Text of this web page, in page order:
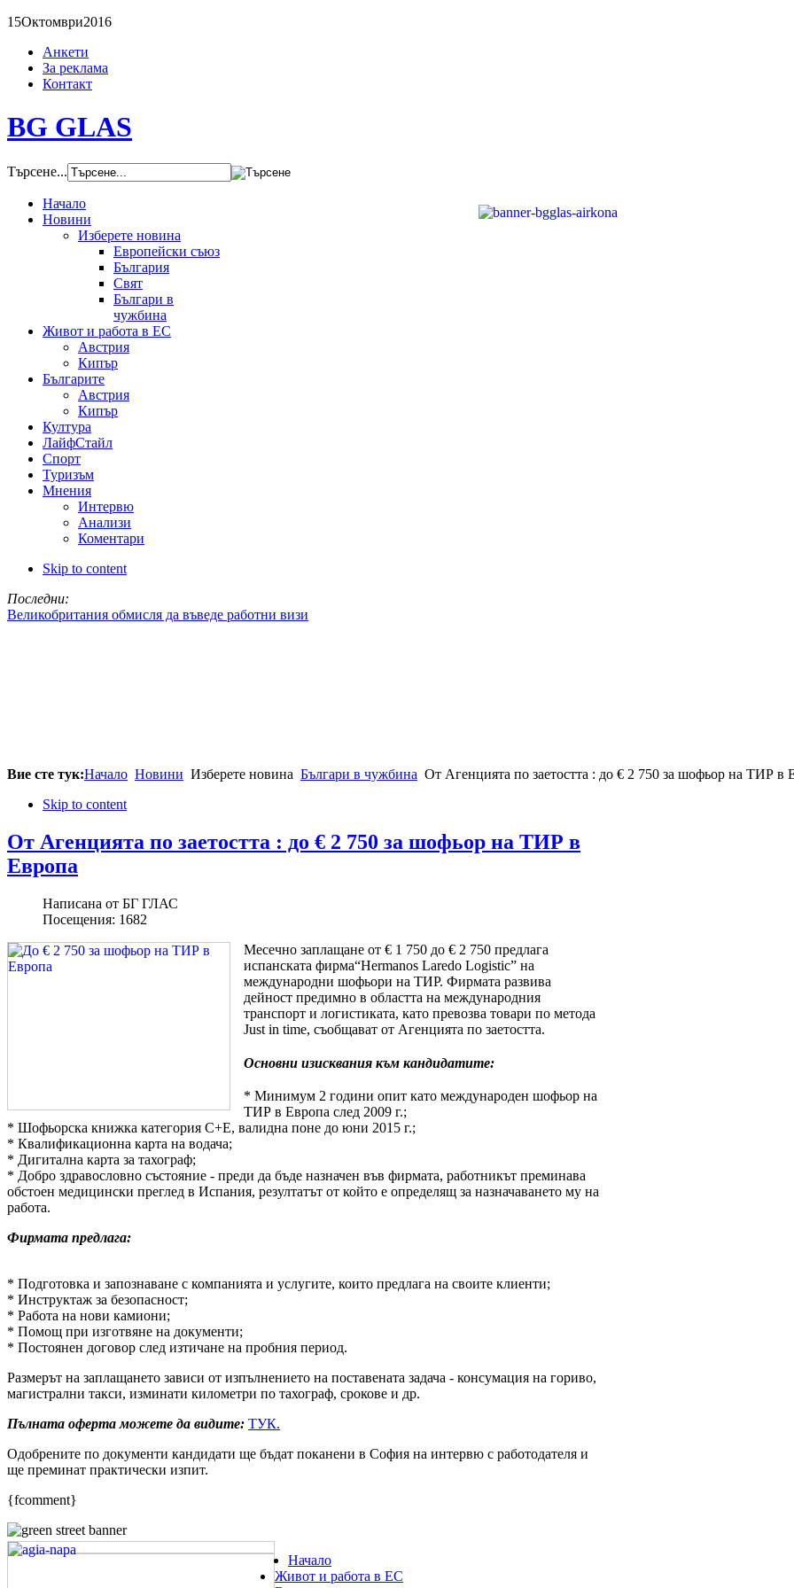
15Октомври2016
Анкети
За реклама
Контакт
BG GLAS
Търсене...
Начало
Новини
Изберете новина
Европейски съюз
България
Свят
Българи в
чужбина
Живот и работа в ЕС
Австрия
Кипър
Българите
Австрия
Кипър
Култура
ЛайфСтайл
Спорт
Туризъм
Мнения
Интервю
Анализи
Коментари
Skip to content
Последни:
Великобритания обмисля да въведе работни визи
Вие сте тук:Начало Новини Изберете новина Българи в чужбина От Агенцията по заетостта : до € 2 750 за шофьор на ТИР в
Skip to content
От Агенцията по заетостта : до € 2 750 за шофьор на ТИР в
Европа
Написана от БГ ГЛАС
Посещения: 1682
Месечно заплащане от € 1 750 до € 2 750 предлага
испанската фирма“Hermanos Laredo Logistic” на
международни шофьори на ТИР. Фирмата развива
дейност предимно в областта на международния
транспорт и логистиката, като превозва товари по метода
Just in time, съобщават от Агенцията по заетостта.
Основни изисквания към кандидатите:
* Минимум 2 години опит като международен шофьор на
ТИР в Европа след 2009 г.;
* Шофьорска книжка категория С+Е, валидна поне до юни 2015 г.;
* Квалификационна карта на водача;
* Дигитална карта за тахограф;
* Добро здравословно състояние - преди да бъде назначен във фирмата, работникът преминава
обстоен медицински преглед в Испания, резултатът от който е определящ за назначаването му на
работа.
Фирмата предлага:
* Подготовка и запознаване с компанията и услугите, които предлага на своите клиенти;
* Инструктаж за безопасност;
* Работа на нови камиони;
* Помощ при изготвяне на документи;
* Постоянен договор след изтичане на пробния период.
Размерът на заплащането зависи от изпълнението на поставената задача - консумация на гориво,
магистрални такси, изминати километри по тахограф, срокове и др.
Пълната оферта можете да видите: ТУК.
Одобрените по документи кандидати ще бъдат поканени в София на интервю с работодателя и
ще преминат практически изпит.
{fcomment}
Начало
Живот и работа в ЕС